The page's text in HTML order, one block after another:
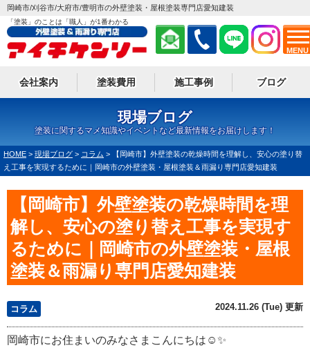
MENU
岡崎市/刈谷市/大府市/豊明市の外壁塗装・屋根塗装専門店愛知建装
「塗装」のことは「職人」が1番わかる
会社案内 塗装費用 施工事例 ブログ
現場ブログ
塗装に関するマメ知識やイベントなど最新情報をお届けします！
HOME > 現場ブログ > コラム >
【岡崎市】外壁塗装の乾燥時間を理解し、安心の塗り替
え工事を実現するために｜岡崎市の外壁塗装・屋根塗装＆雨漏り専門店愛知建装
【岡崎市】外壁塗装の乾燥時間を理
解し、安心の塗り替え工事を実現す
るために｜岡崎市の外壁塗装・屋根
塗装＆雨漏り専門店愛知建装
コラム 2024.11.26 (Tue) 更新
岡崎市にお住まいのみなさまこんにちは☺✨